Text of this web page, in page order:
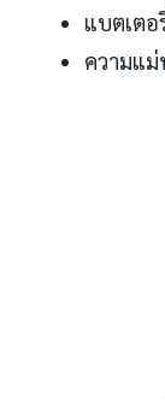
แบตเตอ
ความแม่